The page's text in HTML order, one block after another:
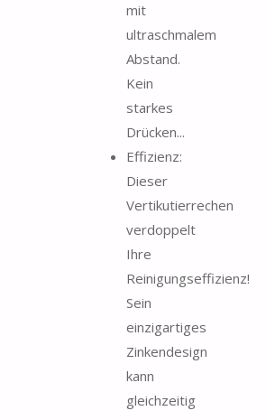
mit
ultraschmalem
Abstand.
Kein
starkes
Drücken...
Effizienz:
Dieser
Vertikutierrechen
verdoppelt
Ihre
Reinigungseffizienz!
Sein
einzigartiges
Zinkendesign
kann
gleichzeitig